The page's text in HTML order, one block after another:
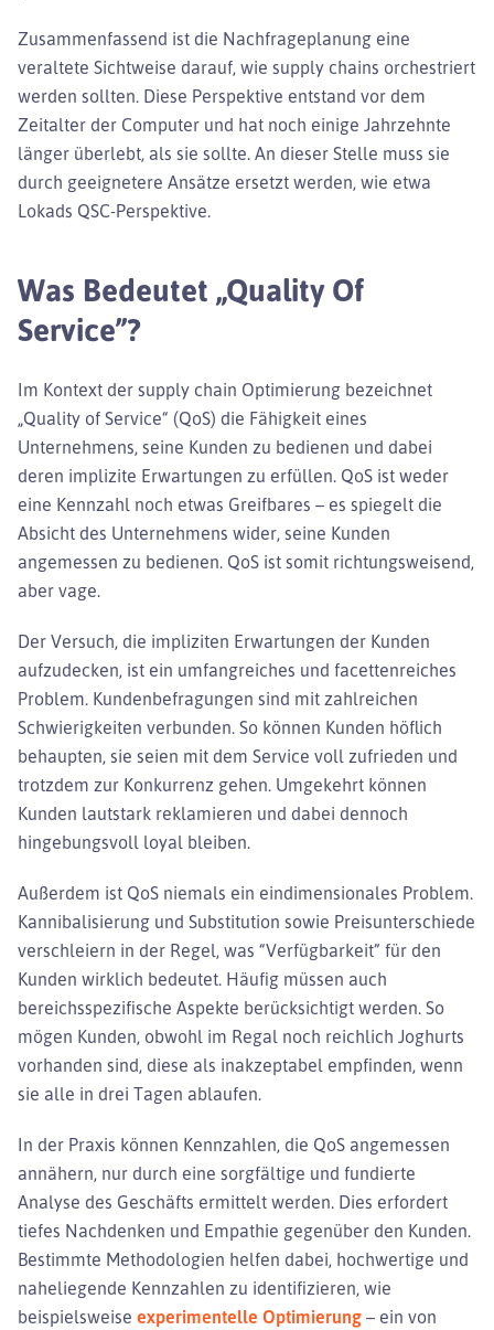
Zusammenfassend ist die Nachfrageplanung eine
veraltete Sichtweise darauf, wie supply chains orchestriert
werden sollten. Diese Perspektive entstand vor dem
Zeitalter der Computer und hat noch einige Jahrzehnte
länger überlebt, als sie sollte. An dieser Stelle muss sie
durch geeignetere Ansätze ersetzt werden, wie etwa
Lokads QSC-Perspektive.
Was Bedeutet „Quality Of
Service”?
Im Kontext der supply chain Optimierung bezeichnet
„Quality of Service“ (QoS) die Fähigkeit eines
Unternehmens, seine Kunden zu bedienen und dabei
deren implizite Erwartungen zu erfüllen. QoS ist weder
eine Kennzahl noch etwas Greifbares – es spiegelt die
Absicht des Unternehmens wider, seine Kunden
angemessen zu bedienen. QoS ist somit richtungsweisend,
aber vage.
Der Versuch, die impliziten Erwartungen der Kunden
aufzudecken, ist ein umfangreiches und facettenreiches
Problem. Kundenbefragungen sind mit zahlreichen
Schwierigkeiten verbunden. So können Kunden höflich
behaupten, sie seien mit dem Service voll zufrieden und
trotzdem zur Konkurrenz gehen. Umgekehrt können
Kunden lautstark reklamieren und dabei dennoch
hingebungsvoll loyal bleiben.
Außerdem ist QoS niemals ein eindimensionales Problem.
Kannibalisierung und Substitution sowie Preisunterschiede
verschleiern in der Regel, was “Verfügbarkeit” für den
Kunden wirklich bedeutet. Häufig müssen auch
bereichsspezifische Aspekte berücksichtigt werden. So
mögen Kunden, obwohl im Regal noch reichlich Joghurts
vorhanden sind, diese als inakzeptabel empfinden, wenn
sie alle in drei Tagen ablaufen.
In der Praxis können Kennzahlen, die QoS angemessen
annähern, nur durch eine sorgfältige und fundierte
Analyse des Geschäfts ermittelt werden. Dies erfordert
tiefes Nachdenken und Empathie gegenüber den Kunden.
Bestimmte Methodologien helfen dabei, hochwertige und
naheliegende Kennzahlen zu identifizieren, wie
beispielsweise experimentelle Optimierung – ein von